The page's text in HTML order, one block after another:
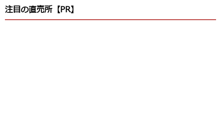
注目の直売所【PR】